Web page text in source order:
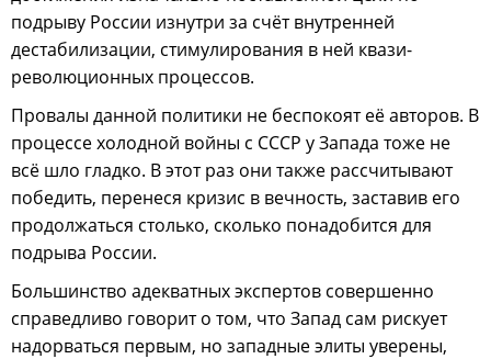
подрыву России изнутри за счёт внутренней
дестабилизации, стимулирования в ней квази-
революционных процессов.
Провалы данной политики не беспокоят её авторов. В
процессе холодной войны с СССР у Запада тоже не
всё шло гладко. В этот раз они также рассчитывают
победить, перенеся кризис в вечность, заставив его
продолжаться столько, сколько понадобится для
подрыва России.
Большинство адекватных экспертов совершенно
справедливо говорит о том, что Запад сам рискует
надорваться первым, но западные элиты уверены,